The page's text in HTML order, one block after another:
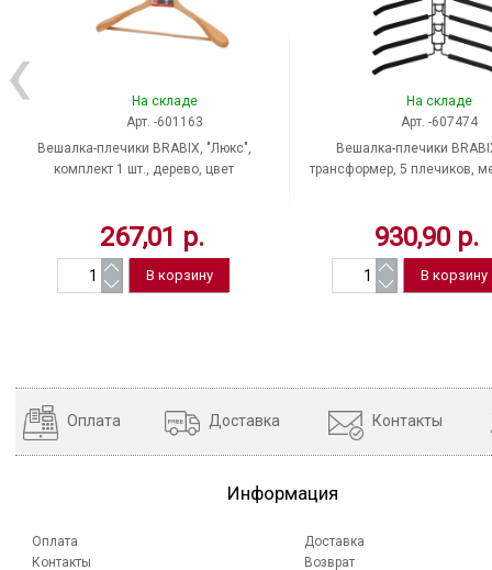
На складе
Арт. -601163
Вешалка-плечики BRABIX, "Люкс",
комплект 1 шт., дерево, цвет
267,01 р.
На складе
Арт. -607474
Вешалка-плечики
трансформер, 5 плечиков,
930,90 р.
Оплата Доставка Контакты
Информация
Оплата
Контакты
Доставка
Возврат